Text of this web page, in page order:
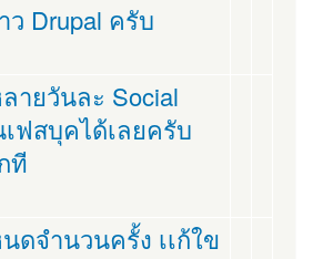
Drupal ครับ
ายวันละ Social
เฟสบุคได้เลยครับ
ที
ดจำนวนครั้ง เเก้ใข